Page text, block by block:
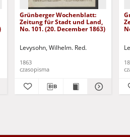
Grünberger Wochenblatt:
Zeitung für Stadt und Land,
No. 101. (20. December 1863)
Levysohn, Wilhelm. Red.
1863
czasopisma